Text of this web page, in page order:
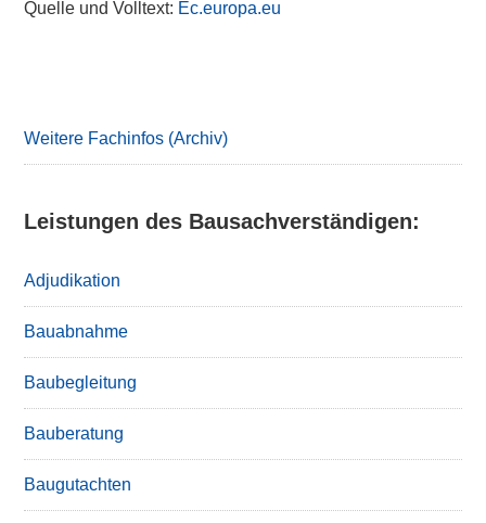
Quelle und Volltext: Ec.europa.eu
Weitere Fachinfos (Archiv)
Leistungen des Bausachverständigen:
Adjudikation
Bauabnahme
Baubegleitung
Bauberatung
Baugutachten